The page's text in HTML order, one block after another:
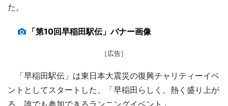
た。
「第10回早稲田駅伝」バナー画像
［広告］
「早稲田駅伝」は東日本大震災の復興チャリティーイベ
ントとしてスタートした、「早稲田らしく、熱く盛り上が
る、誰でも参加できるランニングイベント」